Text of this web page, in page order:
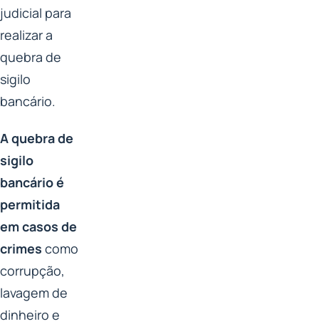
judicial para
realizar a
quebra de
sigilo
bancário.
A quebra de
sigilo
bancário é
permitida
em casos de
crimes como
corrupção,
lavagem de
dinheiro e